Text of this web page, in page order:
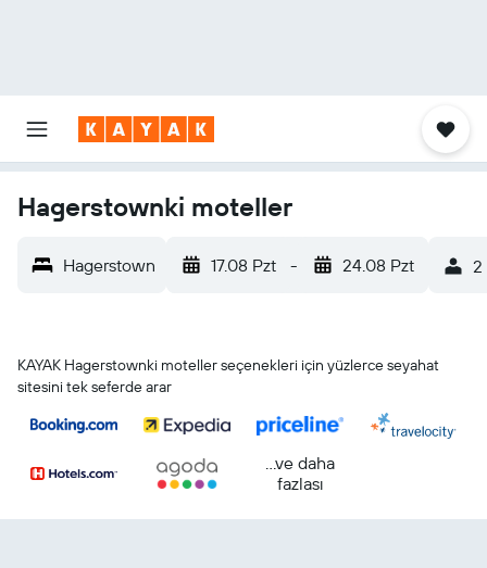
Hagerstownki moteller
Hagerstown 17.08 Pzt - 24.08 Pzt 2
KAYAK Hagerstownki moteller seçenekleri için yüzlerce seyahat
sitesini tek seferde arar
...ve daha
fazlası